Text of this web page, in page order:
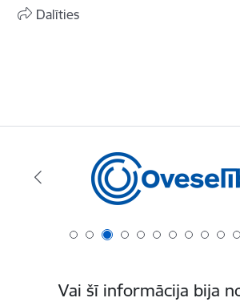
Dalīties
Vai šī informācija bija